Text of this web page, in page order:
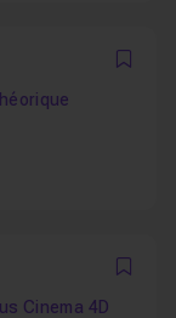
Cinema 4D